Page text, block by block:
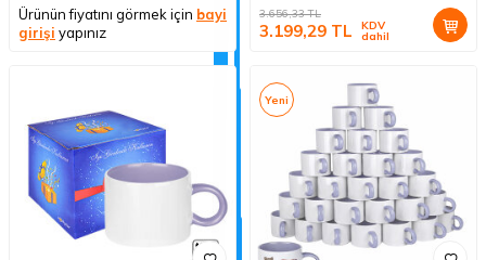
Ürünün fiyatını görmek için bayi
girişi yapınız
3.656,33TL
3.199,29 TL KDV
dahil
Yeni